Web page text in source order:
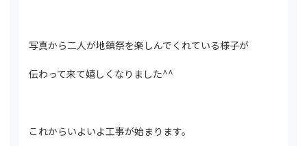
写真から二人が地鎮祭を楽しんでくれている様子が
伝わって来て嬉しくなりました^^
これからいよいよ工事が始まります。